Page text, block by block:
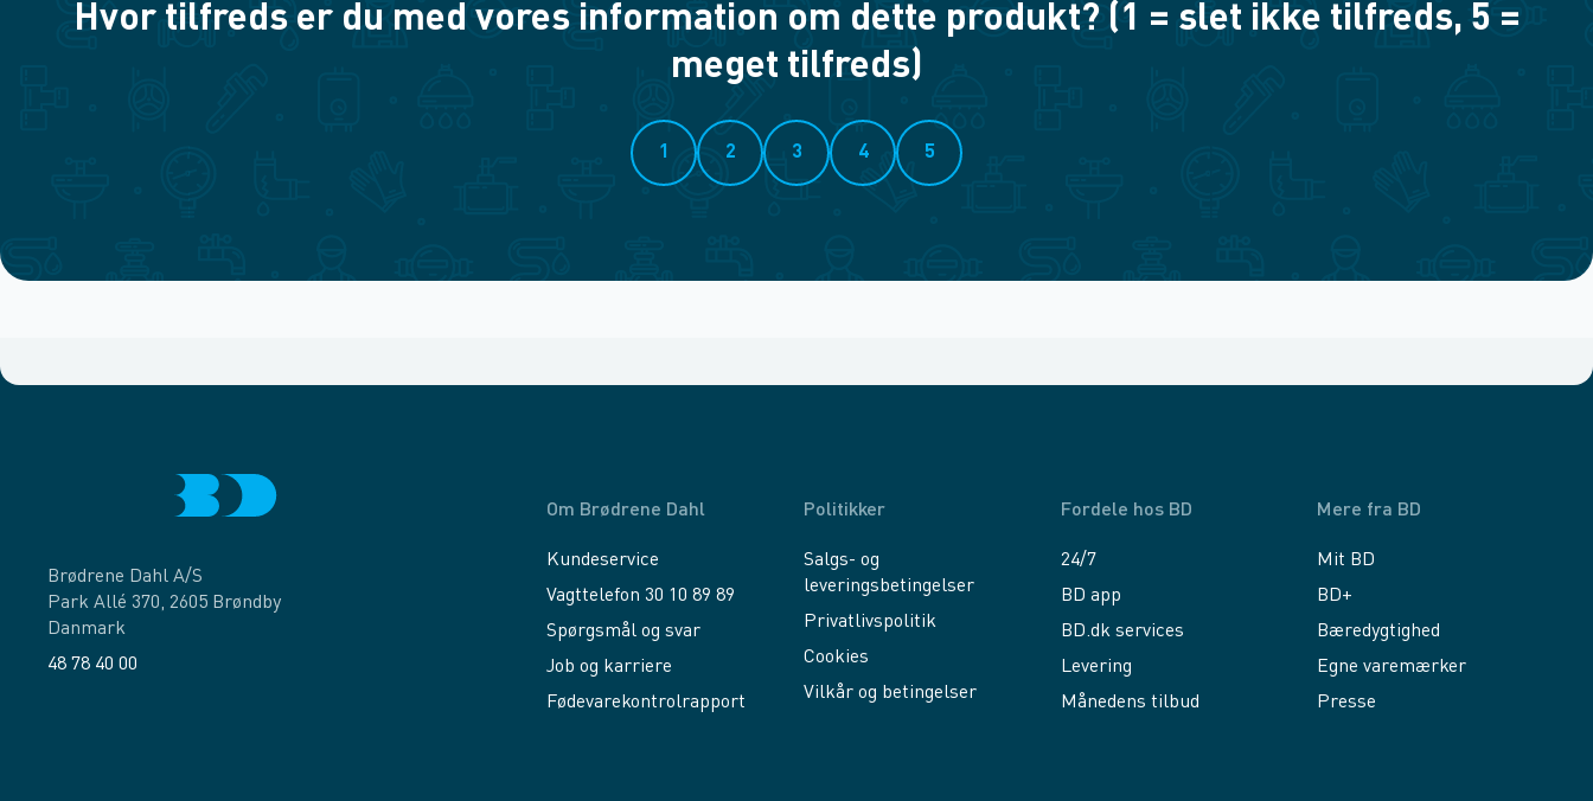
Hvor tilfreds er du med vores information om dette produkt? (1 = slet ikke tilfreds, 5 =
meget tilfreds)
1 2 3 4 5
Brødrene Dahl A/S
Park Allé 370, 2605 Brøndby
Danmark
48 78 40 00
Om Brødrene Dahl
Kundeservice
Vagttelefon 30 10 89 89
Spørgsmål og svar
Job og karriere
Fødevarekontrolrapport
Politikker
Salgs- og
leveringsbetingelser
Privatlivspolitik
Cookies
Vilkår og betingelser
Fordele hos BD
24/7
BD app
BD.dk services
Levering
Månedens tilbud
Mere fra BD
Mit BD
BD+
Bæredygtighed
Egne varemærker
Presse